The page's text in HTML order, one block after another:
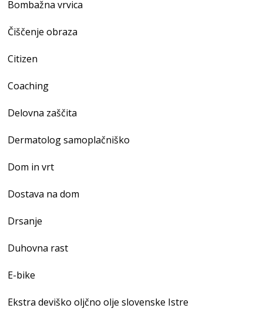
Bombažna vrvica
Čiščenje obraza
Citizen
Coaching
Delovna zaščita
Dermatolog samoplačniško
Dom in vrt
Dostava na dom
Drsanje
Duhovna rast
E-bike
Ekstra deviško oljčno olje slovenske Istre